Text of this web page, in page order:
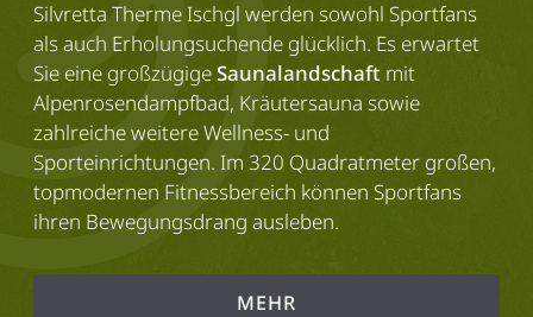
Silvretta Therme Ischgl werden sowohl Sportfans
als auch Erholungsuchende glücklich. Es erwartet
Sie eine großzügigeSaunalandschaft mit
Alpenrosendampfbad, Kräutersauna sowie
zahlreiche weitere Wellness- und
Sporteinrichtungen. Im 320 Quadratmeter großen,
topmodernen Fitnessbereich können Sportfans
ihren Bewegungsdrang ausleben.
MEHR